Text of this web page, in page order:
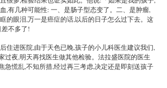
,有几种可能性: 一、是肠子型态变了。二、是肿瘤,
的眼泪,万一是癌症的话,以后的日子怎么过下去。这
不多了!
住进医院,由于天色已晚,孩子的小儿科医生建议我们,
夜,明天再找医生做其他检验。法拉盛医院的医生
慌乱,不知所措,经过再三考虑,决定还是即刻送孩子